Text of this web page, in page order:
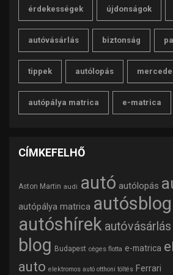
érdekességek újdonságok
autóvásárlás biztonság
tippek autólopás
autópálya matrica e-matrica
CÍMKEFELHŐ
Aston Martin audi autó autólopás
autópálya matrica autósblog
autóshírek autóvásárlás
blog Budapest céges flotta e-matrica
auto elektromos autó otthoni töltés Ferrari